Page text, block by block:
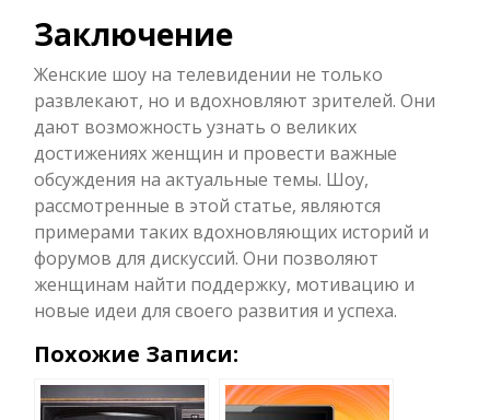
Заключение
Женские шоу на телевидении не только
развлекают, но и вдохновляют зрителей. Они
дают возможность узнать о великих
достижениях женщин и провести важные
обсуждения на актуальные темы. Шоу,
рассмотренные в этой статье, являются
примерами таких вдохновляющих историй и
форумов для дискуссий. Они позволяют
женщинам найти поддержку, мотивацию и
новые идеи для своего развития и успеха.
Похожие Записи: